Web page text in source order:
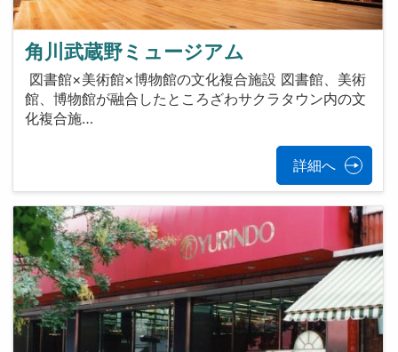
角川武蔵野ミュージアム
図書館×美術館×博物館の文化複合施設 図書館、美術
館、博物館が融合したところざわサクラタウン内の文
化複合施…
詳細へ